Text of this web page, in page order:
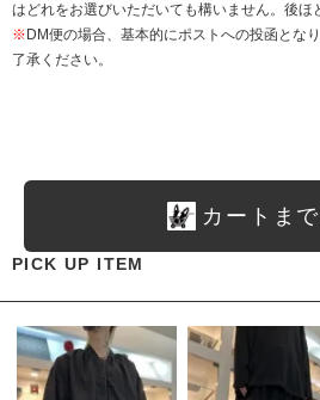
はどれをお選びいただいても構いません。後ほ
※ DM便の場合、基本的にポストへの投函とな
了承ください。
カートま
PICK UP ITEM